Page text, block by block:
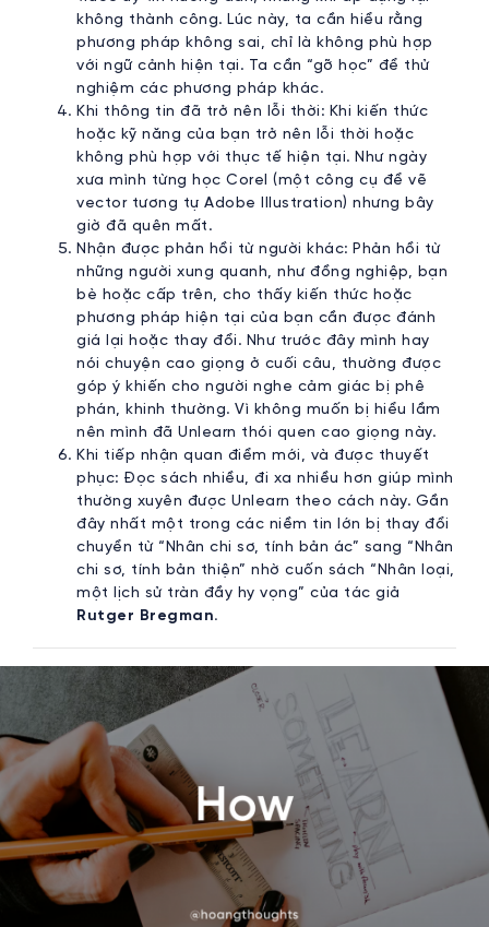
không thành công. Lúc này, ta cần hiểu rằng
phương pháp không sai, chỉ là không phù hợp
với ngữ cảnh hiện tại. Ta cần “gỡ học” để thử
nghiệm các phương pháp khác.
Khi thông tin đã trở nên lỗi thời: Khi kiến thức
hoặc kỹ năng của bạn trở nên lỗi thời hoặc
không phù hợp với thực tế hiện tại. Như ngày
xưa mình từng học Corel (một công cụ để vẽ
vector tương tự Adobe Illustration) nhưng bây
giờ đã quên mất.
Nhận được phản hồi từ người khác: Phản hồi từ
những người xung quanh, như đồng nghiệp, bạn
bè hoặc cấp trên, cho thấy kiến thức hoặc
phương pháp hiện tại của bạn cần được đánh
giá lại hoặc thay đổi. Như trước đây mình hay
nói chuyện cao giọng ở cuối câu, thường được
góp ý khiến cho người nghe cảm giác bị phê
phán, khinh thường. Vì không muốn bị hiểu lầm
nên mình đã Unlearn thói quen cao giọng này.
Khi tiếp nhận quan điểm mới, và được thuyết
phục: Đọc sách nhiều, đi xa nhiều hơn giúp mình
thường xuyên được Unlearn theo cách này. Gần
đây nhất một trong các niềm tin lớn bị thay đổi
chuyển từ “Nhân chi sơ, tính bản ác” sang “Nhân
chi sơ, tính bản thiện” nhờ cuốn sách “Nhân loại,
một lịch sử tràn đầy hy vọng” của tác giả
Rutger Bregman.